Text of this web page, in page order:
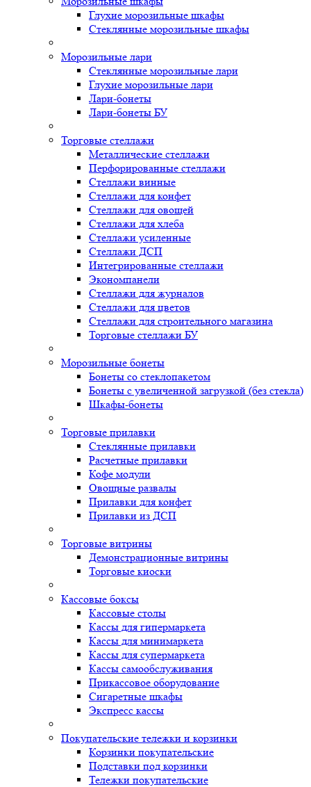
Глухие морозильные шкафы
Стеклянные морозильные шкафы
Морозильные лари
Стеклянные морозильные лари
Глухие морозильные лари
Лари-бонеты
Лари-бонеты БУ
Торговые стеллажи
Металлические стеллажи
Перфорированные стеллажи
Стеллажи винные
Стеллажи для конфет
Стеллажи для овощей
Стеллажи для хлеба
Стеллажи усиленные
Стеллажи ДСП
Интегрированные стеллажи
Экономпанели
Стеллажи для журналов
Стеллажи для цветов
Стеллажи для строительного магазина
Торговые стеллажи БУ
Морозильные бонеты
Бонеты со стеклопакетом
Бонеты с увеличенной загрузкой (без стекла)
Шкафы-бонеты
Торговые прилавки
Стеклянные прилавки
Расчетные прилавки
Кофе модули
Овощные развалы
Прилавки для конфет
Прилавки из ДСП
Торговые витрины
Демонстрационные витрины
Торговые киоски
Кассовые боксы
Кассовые столы
Кассы для гипермаркета
Кассы для минимаркета
Кассы для супермаркета
Кассы самообслуживания
Прикассовое оборудование
Сигаретные шкафы
Экспресс кассы
Покупательские тележки и корзинки
Корзинки покупательские
Подставки под корзинки
Тележки покупательские